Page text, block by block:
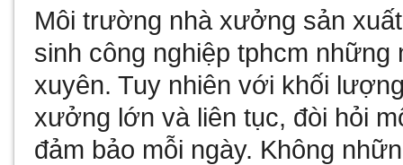
Môi trường nhà xưởng sản
sinh công nghiệp tphcm những
xuyên. Tuy nhiên với khối
xưởng lớn và liên tục, đòi hỏi
đảm bảo mỗi ngày. Không